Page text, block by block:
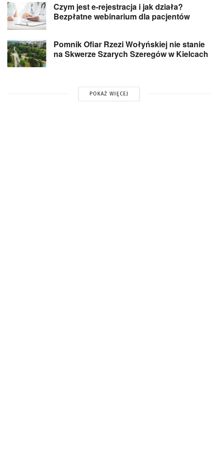
Czym jest e-rejestracja i jak działa?
Bezpłatne webinarium dla pacjentów
Pomnik Ofiar Rzezi Wołyńskiej nie stanie
na Skwerze Szarych Szeregów w Kielcach
POKAŻ WIĘCEJ